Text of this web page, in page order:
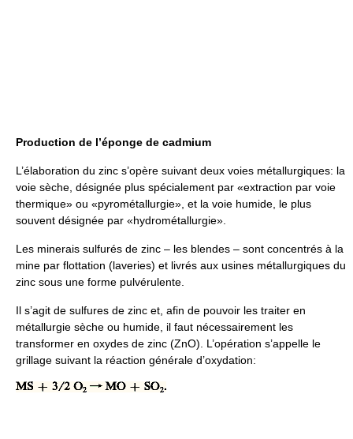
Production de l’éponge de cadmium
L’élaboration du zinc s’opère suivant deux voies métallurgiques: la
voie sèche, désignée plus spécialement par «extraction par voie
thermique» ou «pyrométallurgie», et la voie humide, le plus
souvent désignée par «hydrométallurgie».
Les minerais sulfurés de zinc – les blendes – sont concentrés à la
mine par flottation (laveries) et livrés aux usines métallurgiques du
zinc sous une forme pulvérulente.
Il s’agit de sulfures de zinc et, afin de pouvoir les traiter en
métallurgie sèche ou humide, il faut nécessairement les
transformer en oxydes de zinc (ZnO). L’opération s’appelle le
grillage suivant la réaction générale d’oxydation: